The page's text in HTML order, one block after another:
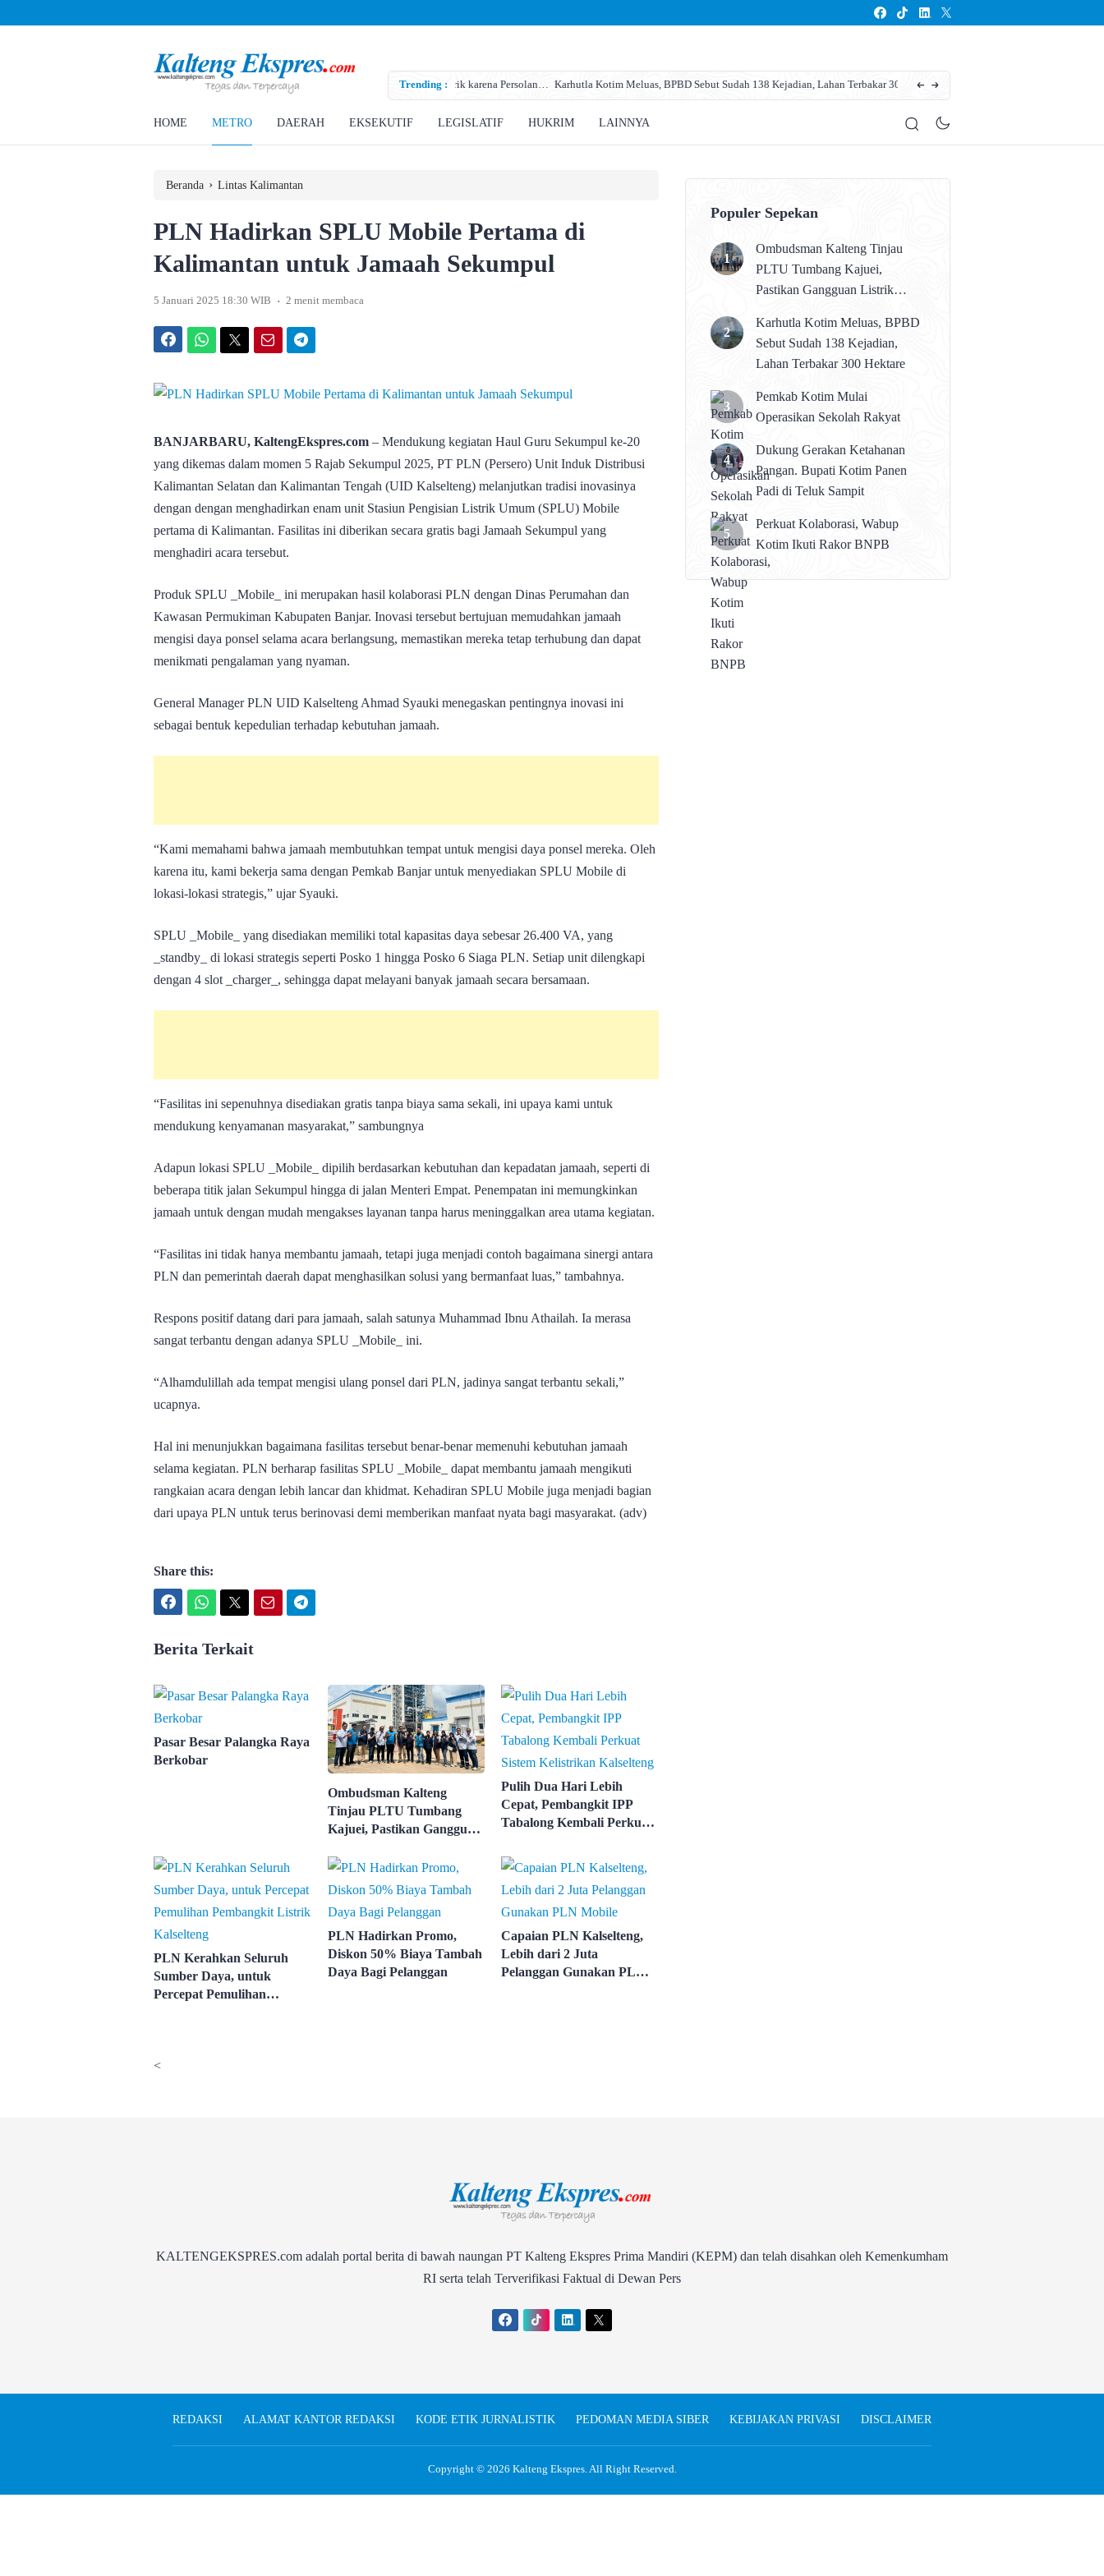
Trending :
Ombudsman Kalteng Tinjau PLTU Tumbang Kajuei, Pastikan Gangguan Listrik karena Persolan
Karhutla Kotim Meluas, BPBD Sebut Sudah 138 Kejadian, Lahan Terbakar 300 Hektare Pemkab Kotim Mulai Operasikan Sekolah
HOME METRO DAERAH EKSEKUTIF LEGISLATIF HUKRIM LAINNYA
Beranda › Lintas Kalimantan
PLN Hadirkan SPLU Mobile Pertama di
Kalimantan untuk Jamaah Sekumpul
5 Januari 2025 18:30 WIB . 2 menit membaca
BANJARBARU, KaltengEkspres.com – Mendukung kegiatan Haul Guru Sekumpul ke-20
yang dikemas dalam momen 5 Rajab Sekumpul 2025, PT PLN (Persero) Unit Induk Distribusi
Kalimantan Selatan dan Kalimantan Tengah (UID Kalselteng) melanjutkan tradisi inovasinya
dengan dengan menghadirkan enam unit Stasiun Pengisian Listrik Umum (SPLU) Mobile
pertama di Kalimantan. Fasilitas ini diberikan secara gratis bagi Jamaah Sekumpul yang
menghadiri acara tersebut.
Produk SPLU _Mobile_ ini merupakan hasil kolaborasi PLN dengan Dinas Perumahan dan
Kawasan Permukiman Kabupaten Banjar. Inovasi tersebut bertujuan memudahkan jamaah
mengisi daya ponsel selama acara berlangsung, memastikan mereka tetap terhubung dan dapat
menikmati pengalaman yang nyaman.
General Manager PLN UID Kalselteng Ahmad Syauki menegaskan pentingnya inovasi ini
sebagai bentuk kepedulian terhadap kebutuhan jamaah.
“Kami memahami bahwa jamaah membutuhkan tempat untuk mengisi daya ponsel mereka. Oleh
karena itu, kami bekerja sama dengan Pemkab Banjar untuk menyediakan SPLU Mobile di
lokasi-lokasi strategis,” ujar Syauki.
SPLU _Mobile_ yang disediakan memiliki total kapasitas daya sebesar 26.400 VA, yang
_standby_ di lokasi strategis seperti Posko 1 hingga Posko 6 Siaga PLN. Setiap unit dilengkapi
dengan 4 slot _charger_, sehingga dapat melayani banyak jamaah secara bersamaan.
“Fasilitas ini sepenuhnya disediakan gratis tanpa biaya sama sekali, ini upaya kami untuk
mendukung kenyamanan masyarakat,” sambungnya
Adapun lokasi SPLU _Mobile_ dipilih berdasarkan kebutuhan dan kepadatan jamaah, seperti di
beberapa titik jalan Sekumpul hingga di jalan Menteri Empat. Penempatan ini memungkinkan
jamaah untuk dengan mudah mengakses layanan tanpa harus meninggalkan area utama kegiatan.
“Fasilitas ini tidak hanya membantu jamaah, tetapi juga menjadi contoh bagaimana sinergi antara
PLN dan pemerintah daerah dapat menghasilkan solusi yang bermanfaat luas,” tambahnya.
Respons positif datang dari para jamaah, salah satunya Muhammad Ibnu Athailah. Ia merasa
sangat terbantu dengan adanya SPLU _Mobile_ ini.
“Alhamdulillah ada tempat mengisi ulang ponsel dari PLN, jadinya sangat terbantu sekali,”
ucapnya.
Hal ini menunjukkan bagaimana fasilitas tersebut benar-benar memenuhi kebutuhan jamaah
selama kegiatan. PLN berharap fasilitas SPLU _Mobile_ dapat membantu jamaah mengikuti
rangkaian acara dengan lebih lancar dan khidmat. Kehadiran SPLU Mobile juga menjadi bagian
dari upaya PLN untuk terus berinovasi demi memberikan manfaat nyata bagi masyarakat. (adv)
Share this:
Berita Terkait
Pasar Besar Palangka Raya
Berkobar
Ombudsman Kalteng
Tinjau PLTU Tumbang
Kajuei, Pastikan Gangguan
Teknis
Pulih Dua Hari Lebih
Cepat, Pembangkit IPP
Tabalong Kembali Perkuat
Kalselteng
PLN Kerahkan Seluruh
Sumber Daya, untuk
Percepat Pemulihan
PLN Hadirkan Promo,
Diskon 50% Biaya Tambah
Daya Bagi Pelanggan
Capaian PLN Kalselteng,
Lebih dari 2 Juta
Pelanggan Gunakan PLN
Populer Sepekan
Ombudsman Kalteng Tinjau
PLTU Tumbang Kajuei,
Pastikan Gangguan Listrik
Karhutla Kotim Meluas, BPBD
Sebut Sudah 138 Kejadian,
Lahan Terbakar 300 Hektare
Pemkab Kotim Mulai
Operasikan Sekolah Rakyat
Dukung Gerakan Ketahanan
Pangan. Bupati Kotim Panen
Padi di Teluk Sampit
Perkuat Kolaborasi, Wabup
Kotim Ikuti Rakor BNPB
<
KALTENGEKSPRES.com adalah portal berita di bawah naungan PT Kalteng Ekspres Prima Mandiri (KEPM) dan telah disahkan oleh Kemenkumham
RI serta telah Terverifikasi Faktual di Dewan Pers
REDAKSI ALAMAT KANTOR REDAKSI KODE ETIK JURNALISTIK PEDOMAN MEDIA SIBER KEBIJAKAN PRIVASI DISCLAIMER
Copyright © 2026 Kalteng Ekspres. All Right Reserved.